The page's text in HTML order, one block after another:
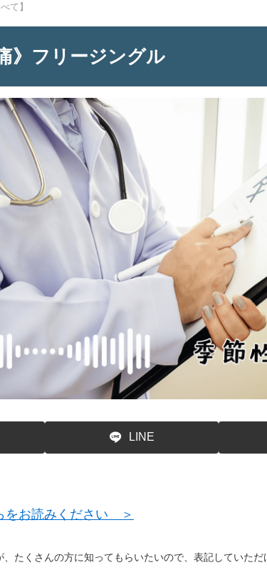
て】
》フリージングル
LINE
をお読みください ＞
たくさんの方に知ってもらいたいので、表記していただ